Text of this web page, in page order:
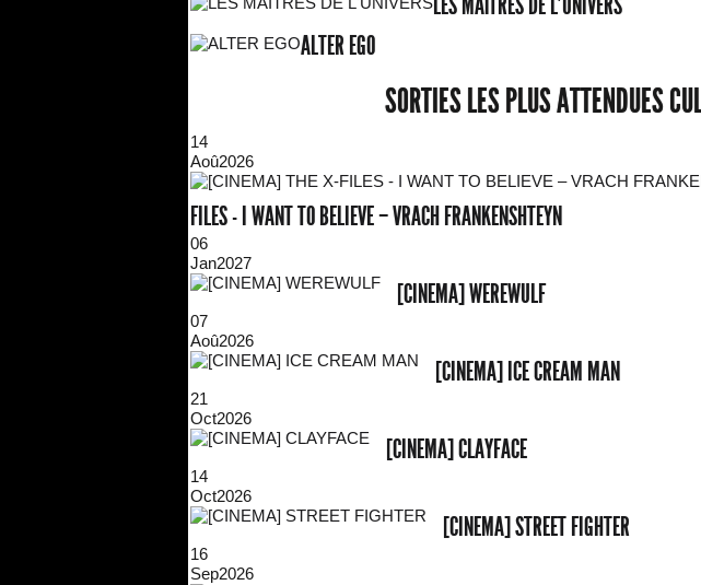
ALTER EGO
SORTIES LES PLUS ATTENDUES
14
Aoû2026
FILES - I WANT TO BELIEVE – VRACH FRANKENSHTEYN
06
Jan2027
[CINEMA] WEREWULF
07
Aoû2026
[CINEMA] ICE CREAM MAN
21
Oct2026
[CINEMA] CLAYFACE
14
Oct2026
[CINEMA] STREET FIGHTER
16
Sep2026